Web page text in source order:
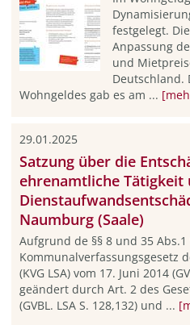
festgelegt.
Anpassung
und
Deutschland.
Wohngeldes gab es am ...
29.01.2025
Satzung über die
ehrenamtliche Tätigkeit
Naumburg (Saale)
Aufgrund de §§ 8 und 35 Abs.1
Kommunalverfassungsgesetz
(KVG LSA) vom 17. Juni 2014
geändert durch Art. 2 des
(GVBL. LSA S. 128,132) und ...